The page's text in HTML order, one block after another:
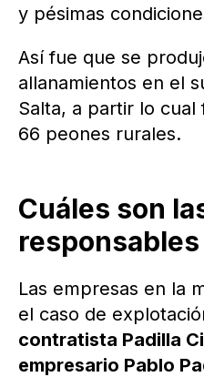
y pésimas
Así fue que se
allanamientos en el
Salta, a partir lo
66 peones rurales.
Cuáles son
responsables
Las empresas en la
el caso de
contratista Padilla
empresario Pablo